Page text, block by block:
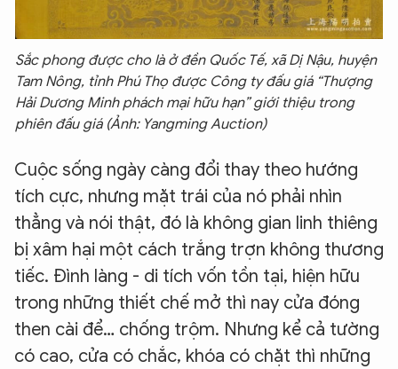
Sắc phong được cho là ở đền Quốc Tế, xã Dị Nậu, huyện
Tam Nông, tỉnh Phú Thọ được Công ty đấu giá “Thượng
Hải Dương Minh phách mại hữu hạn” giới thiệu trong
phiên đấu giá (Ảnh: Yangming Auction)
Cuộc sống ngày càng đổi thay theo hướng
tích cực, nhưng mặt trái của nó phải nhìn
thẳng và nói thật, đó là không gian linh thiêng
bị xâm hại một cách trắng trợn không thương
tiếc. Đình làng - di tích vốn tồn tại, hiện hữu
trong những thiết chế mở thì nay cửa đóng
then cài để… chống trộm. Nhưng kể cả tường
có cao, cửa có chắc, khóa có chặt thì những